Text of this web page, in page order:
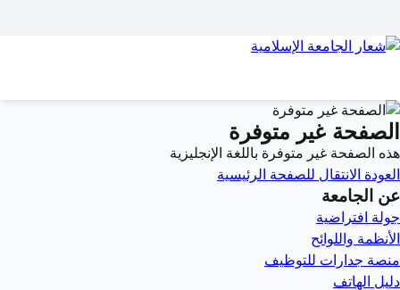
الصفحة غير متوفرة
هذه الصفحة غير متوفرة باللغة الإنجليزية
العودة الانتقال للصفحة الرئيسية
عن الجامعة
جولة افتراضية
الأنظمة واللوائح
منصة جدارات للتوظيف
دليل الهاتف